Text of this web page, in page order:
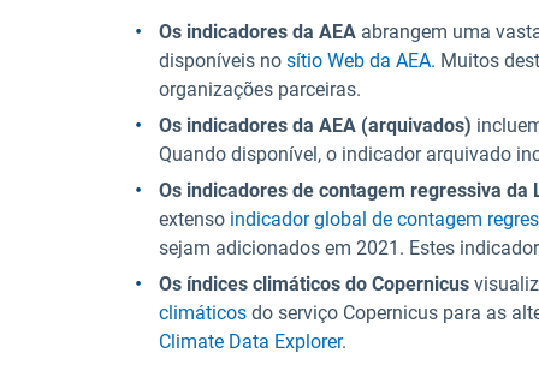
Os indicadores da AEA abrangem uma
disponíveis no sítio Web da AEA. Muitos
organizações parceiras.
Os indicadores da AEA (arquivados)
Quando disponível, o indicador arquivado
Os indicadores de contagem regressiva da
extenso indicador global de contagem
sejam adicionados em 2021. Estes
Os índices climáticos do Copernicus
climáticos do serviço Copernicus para as
Climate Data Explorer.